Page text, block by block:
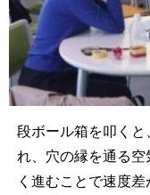
段ボール箱を叩くと
れ、穴の縁を通る
く進むことで速度